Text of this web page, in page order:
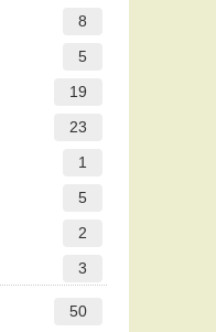
8
5
19
23
1
5
2
3
50